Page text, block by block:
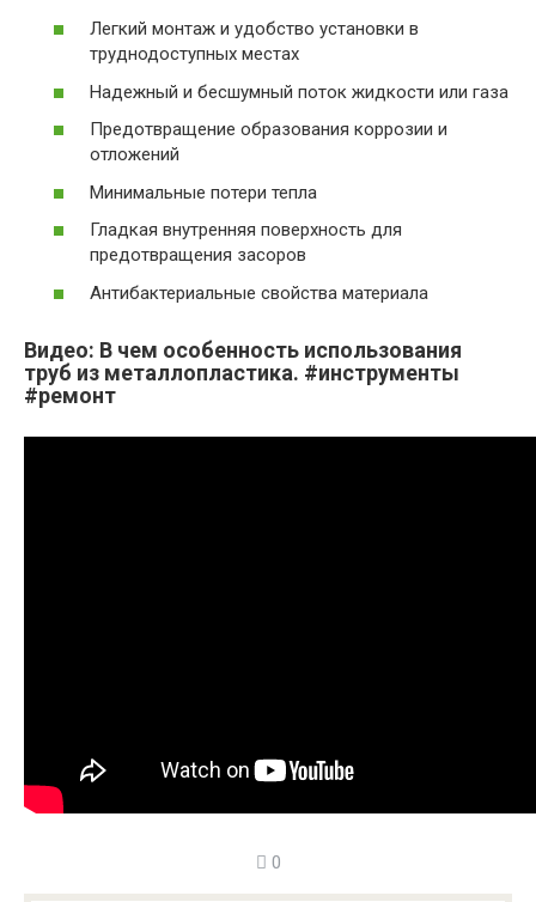
Легкий монтаж и удобство установки в
труднодоступных местах
Надежный и бесшумный поток жидкости или газа
Предотвращение образования коррозии и
отложений
Минимальные потери тепла
Гладкая внутренняя поверхность для
предотвращения засоров
Антибактериальные свойства материала
Видео: В чем особенность использования
труб из металлопластика. #инструменты
#ремонт
0